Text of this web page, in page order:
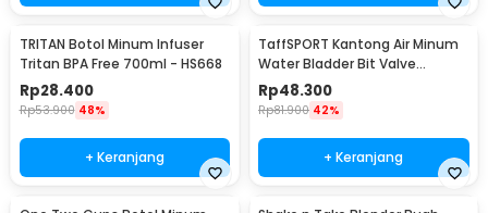
TRITAN Botol Minum Infuser
Tritan BPA Free 700ml - HS668
Rp28.400
Rp53.900 48%
+ Keranjang
TaffSPORT Kantong Air Minum
Water Bladder Bit Valve
Hydration Bag 2L - SD16
Rp48.300
Rp81.900 42%
+ Keranjang